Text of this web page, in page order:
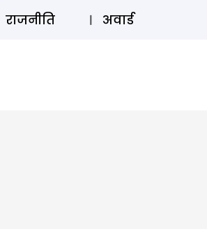
⚲ SUBSCRIBE
राजनीति अवार्ड